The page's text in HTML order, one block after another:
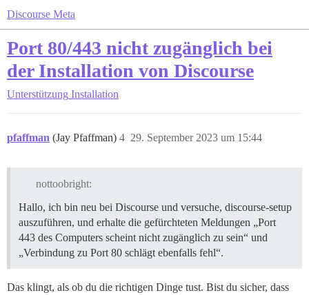
Discourse Meta
Port 80/443 nicht zugänglich bei
der Installation von Discourse
Unterstützung Installation
pfaffman (Jay Pfaffman) 29. September 2023 um 15:44
4
nottoobright:
Hallo, ich bin neu bei Discourse und versuche, discourse-setup
auszuführen, und erhalte die gefürchteten Meldungen „Port
443 des Computers scheint nicht zugänglich zu sein“ und
„Verbindung zu Port 80 schlägt ebenfalls fehl“.
Das klingt, als ob du die richtigen Dinge tust. Bist du sicher, dass